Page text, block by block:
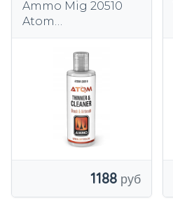
Ammo Mig 20510
Atom
очиститель 60 мл
1188